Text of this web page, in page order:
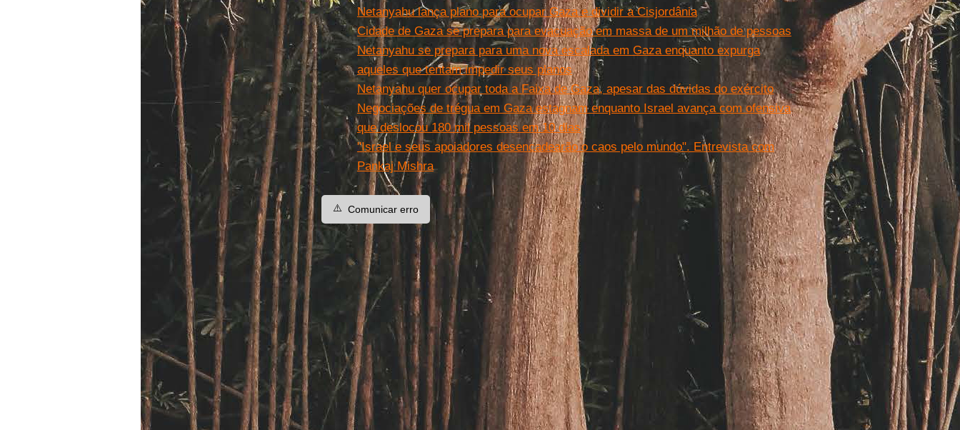
Netanyahu lança plano para ocupar Gaza e dividir a Cisjordânia
Cidade de Gaza se prepara para evacuação em massa de um milhão de pessoas
Netanyahu se prepara para uma nova escalada em Gaza enquanto expurga
aqueles que tentam impedir seus planos
Netanyahu quer ocupar toda a Faixa de Gaza, apesar das dúvidas do exército
Negociações de trégua em Gaza estagnam enquanto Israel avança com ofensiva
que deslocou 180 mil pessoas em 10 dias
"Israel e seus apoiadores desencadearão o caos pelo mundo". Entrevista com
Pankaj Mishra
⚠️ Comunicar erro